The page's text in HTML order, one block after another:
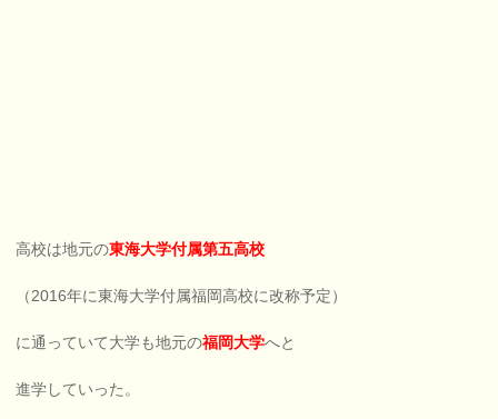
高校は地元の東海大学付属第五高校
（2016年に東海大学付属福岡高校に改称予定）
に通っていて大学も地元の福岡大学へと
進学していった。